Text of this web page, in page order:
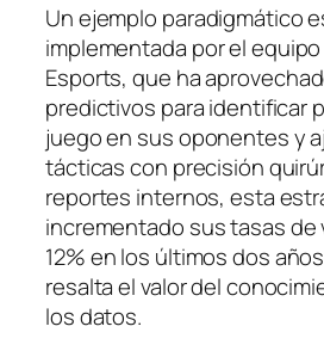
Un ejemplo paradigmático
implementada por el
Esports, que ha
predictivos para identificar
juego en sus oponentes y
tácticas con precisión
reportes internos, esta
incrementado sus tasas de
12% en los últimos dos
resalta el valor del
los datos.